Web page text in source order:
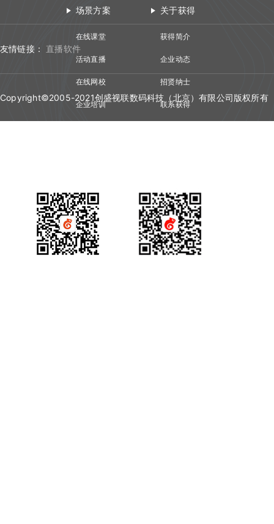
场景方案
在线课堂
活动直播
在线网校
企业培训
关于获得
获得简介
企业动态
招贤纳士
联系获得
友情链接： 直播软件
Copyright©2005-2021创盛视联数码科技（北京）有限公司版权所有